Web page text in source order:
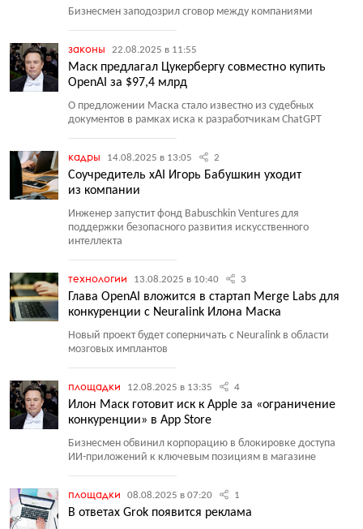
Бизнесмен заподозрил сговор между компаниями
законы 22.08.2025 в 11:55
Маск предлагал Цукербергу совместно купить
OpenAI за $97,4 млрд
О предложении Маска стало известно из судебных
документов в рамках иска к разработчикам ChatGPT
кадры 14.08.2025 в 13:05 2
Соучредитель xAI Игорь Бабушкин уходит
из компании
Инженер запустит фонд Babuschkin Ventures для
поддержки безопасного развития искусственного
интеллекта
технологии 13.08.2025 в 10:40 3
Глава OpenAI вложится в стартап Merge Labs для
конкуренции с Neuralink Илона Маска
Новый проект будет соперничать с Neuralink в области
мозговых имплантов
площадки 12.08.2025 в 13:35 4
Илон Маск готовит иск к Apple за «ограничение
конкуренции» в App Store
Бизнесмен обвинил корпорацию в блокировке доступа
ИИ-приложений к ключевым позициям в магазине
площадки 08.08.2025 в 07:20 1
В ответах Grok появится реклама